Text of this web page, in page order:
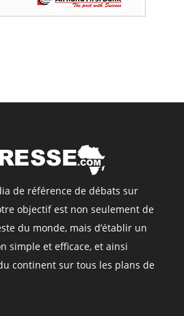
de référence de débats sur
objectif est non seulement de
du monde, mais d’établir un
simple et efficace, et ainsi
continent sur tous les plans de